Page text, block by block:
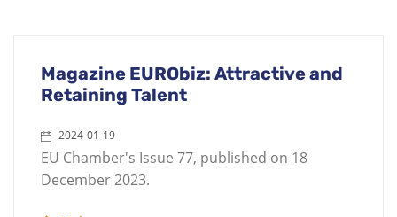
Magazine EURObiz: Attractive and
Retaining Talent
2024-01-19
EU Chamber's Issue 77, published on 18
December 2023.